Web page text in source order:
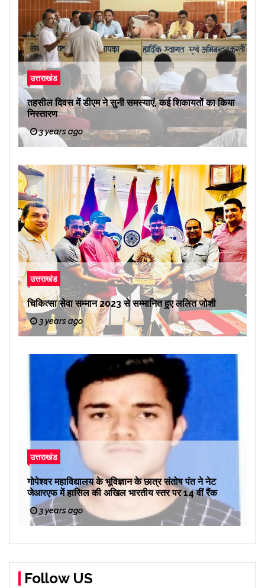
उत्तराखंड
तहसील दिवस में डीएम ने सुनी समस्याएं, कई शिकायतों का किया
निस्तारण
3 years ago
उत्तराखंड
चिकित्सा सेवा सम्मान 2023 से सम्मानित हुए ललित जोशी
3 years ago
उत्तराखंड
गोपेश्वर महाविद्यालय के भूविज्ञान के छात्र संतोष पंत ने नेट
जेआरएफ में हासिल की अखिल भारतीय स्तर पर 14 वीं रैंक
3 years ago
Follow US